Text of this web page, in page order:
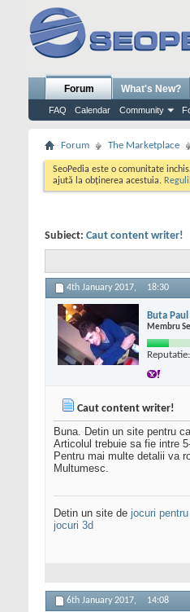
Forum
FAQ Calendar Community
What's New?
Forum The Marketplace
SeoPedia este o comunitate
ajută la obținerea acestuia.
Subiect: Caut content writer!
4th January 2017, 18:30
Buta Paul
Membru
Reputatie:
Caut content writer!
Buna. Detin un site pentru
Articolul trebuie sa fie intre
Pentru mai multe detalii va
Multumesc.
Detin un site de jocuri
jocuri 3d
6th January 2017, 14:08